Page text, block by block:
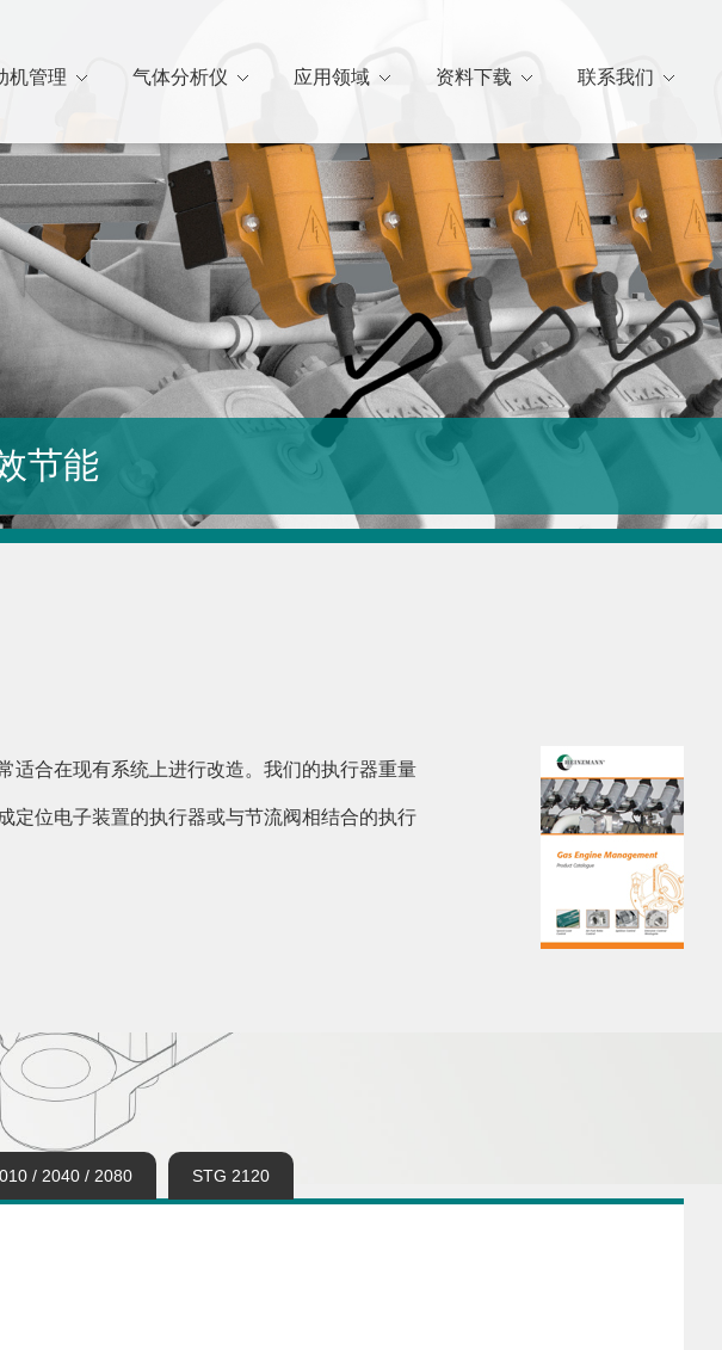
机管理 气体分析仪 应用领域 资料下载 联系我们
节能
适合在现有系统上进行改造。我们的执行器重量
定位电子装置的执行器或与节流阀相结合的执行
/ 2040 / 2080 STG 2120